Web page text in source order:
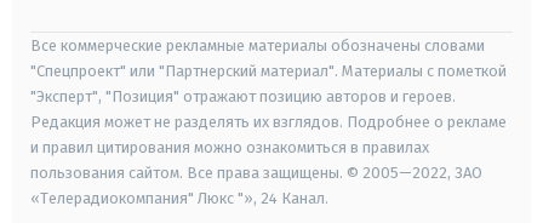
Все коммерческие рекламные материалы обозначены словами
"Спецпроект" или "Партнерский материал". Материалы с пометкой
"Эксперт", "Позиция" отражают позицию авторов и героев.
Редакция может не разделять их взглядов. Подробнее о рекламе
и правил цитирования можно ознакомиться в правилах
пользования сайтом. Все права защищены. © 2005—2022, ЗАО
«Телерадиокомпания" Люкс "», 24 Канал.